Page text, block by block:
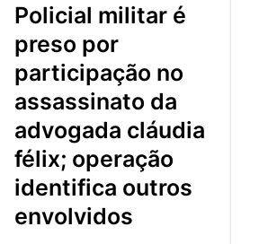
policial militar é
preso por
participação no
assassinato da
advogada cláudia
félix; operação
identifica outros
envolvidos